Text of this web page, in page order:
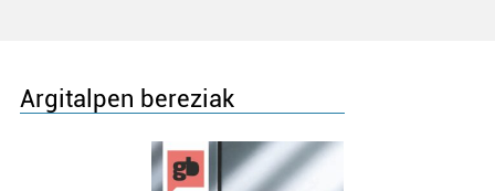
Argitalpen bereziak